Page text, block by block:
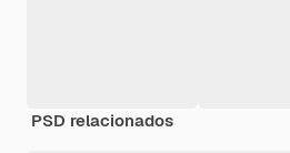
PSD relacionados